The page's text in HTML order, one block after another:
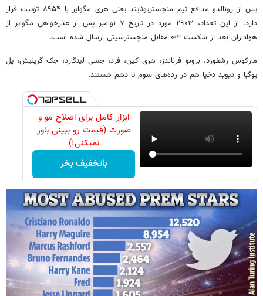
پس از رونالدو مدافع تیم منچستریونایتد یعنی هری مگوایر با ۸۹۵۴ توییت قرار
دارد. از این تعداد، ۲۹۰۳ مورد در تاریخ ۷ نوامبر پس از عذرخواهی مگوایر از
هواداران بعد از شکست ۲-۰ مقابل منچسترسیتی ارسال شده است.
مارکوس رشفورد، برونو فرناندز، هری کین، فرد، جسی لینگارد، جک گریلیش، پل
پوگبا و دیوید دخیا هم در رده‌های سوم تا دهم هستند.
ابزار کامل برای اصلاح مو و
صورت (قیمت رو ببینی باور
نمیکنی!)
باتخفیف بخر